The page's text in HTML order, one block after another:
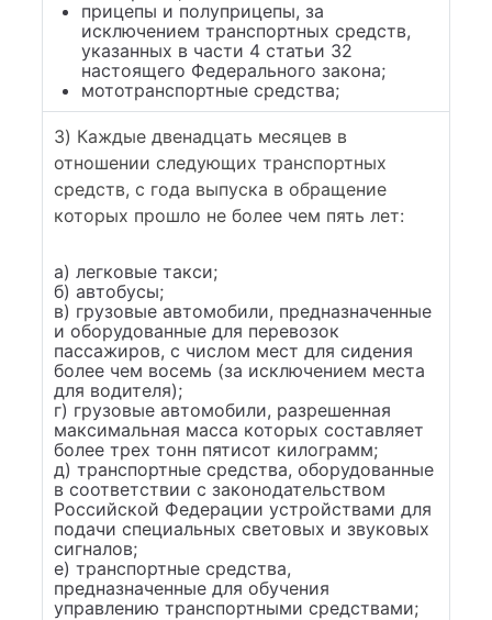
прицепы и полуприцепы, за
исключением транспортных средств,
указанных в части 4 статьи 32
настоящего Федерального закона;
мототранспортные средства;
3) Каждые двенадцать месяцев в
отношении следующих транспортных
средств, с года выпуска в обращение
которых прошло не более чем пять лет:
а) легковые такси;
б) автобусы;
в) грузовые автомобили, предназначенные
и оборудованные для перевозок
пассажиров, с числом мест для сидения
более чем восемь (за исключением места
для водителя);
г) грузовые автомобили, разрешенная
максимальная масса которых составляет
более трех тонн пятисот килограмм;
д) транспортные средства, оборудованные
в соответствии с законодательством
Российской Федерации устройствами для
подачи специальных световых и звуковых
сигналов;
е) транспортные средства,
предназначенные для обучения
управлению транспортными средствами;